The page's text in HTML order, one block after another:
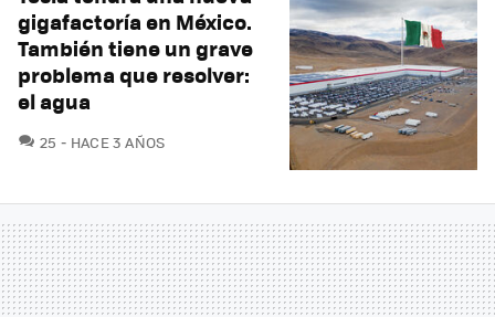
gigafactoría en México.
También tiene un grave
problema que resolver:
el agua
25 COMENTARIOS
HACE 3 AÑOS